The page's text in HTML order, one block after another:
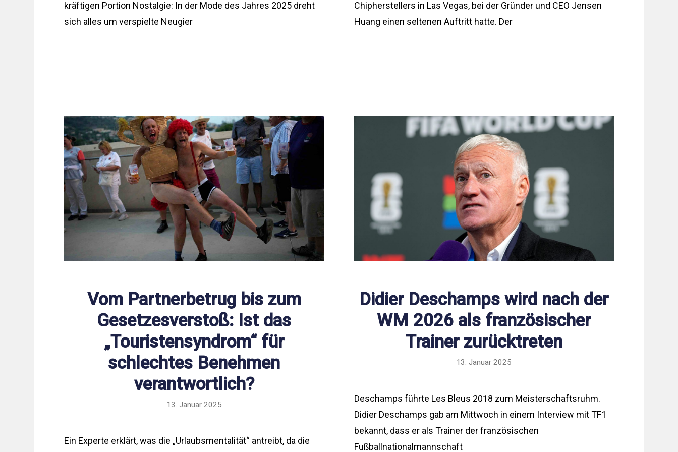
kräftigen Portion Nostalgie: In der Mode des Jahres 2025 dreht
sich alles um verspielte Neugier
Chipherstellers in Las Vegas, bei der Gründer und CEO Jensen
Huang einen seltenen Auftritt hatte. Der
Vom Partnerbetrug bis zum
Gesetzesverstoß: Ist das
„Touristensyndrom“ für
schlechtes Benehmen
verantwortlich?
13. Januar 2025
Ein Experte erklärt, was die „Urlaubsmentalität“ antreibt, da die
Didier Deschamps wird nach der
WM 2026 als französischer
Trainer zurücktreten
13. Januar 2025
Deschamps führte Les Bleus 2018 zum Meisterschaftsruhm.
Didier Deschamps gab am Mittwoch in einem Interview mit TF1
bekannt, dass er als Trainer der französischen
Fußballnationalmannschaft